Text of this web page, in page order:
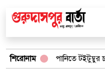
শিরোনাম
পানিতে টইটুম্বুর চলনবিলে